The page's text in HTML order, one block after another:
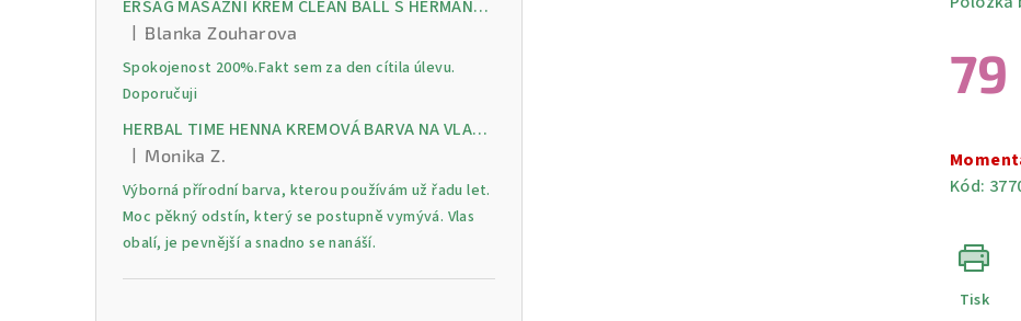
ERSAG MASÁŽNÍ KRÉM CLEAN BALL S HERMANKEM A MENTOLEM pro úlevu od bolesti, otoků a napětí ve svalech
Hodnocení produktu je 5 z 5 hvězdiček.
Blanka Zouharova
Spokojenost 200%.Fakt sem za den cítila úlevu.
Doporučuji
HERBAL TIME HENNA KREMOVÁ BARVA NA VLASY 9 Lilek 75 ml
Hodnocení produktu je 5 z 5 hvězdiček.
Monika Z.
Výborná přírodní barva, kterou používám už řadu let.
Moc pěkný odstín, který se postupně vymývá. Vlas
obalí, je pevnější a snadno se nanáší.
79
cena:
Kód:
Tisk